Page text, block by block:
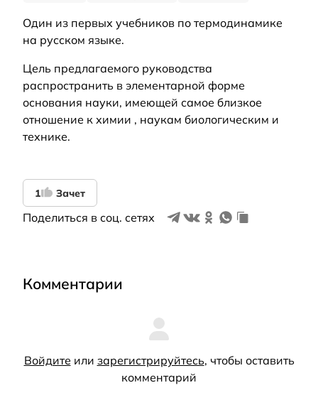
Один из первых учебников по термодинамике
на русском языке.
Цель предлагаемого руководства
распространить в элементарной форме
основания науки, имеющей самое близкое
отношение к химии , наукам биологическим и
технике.
1 Зачет
Поделиться в соц. сетях
Комментарии
Войдите или зарегистрируйтесь, чтобы оставить
комментарий